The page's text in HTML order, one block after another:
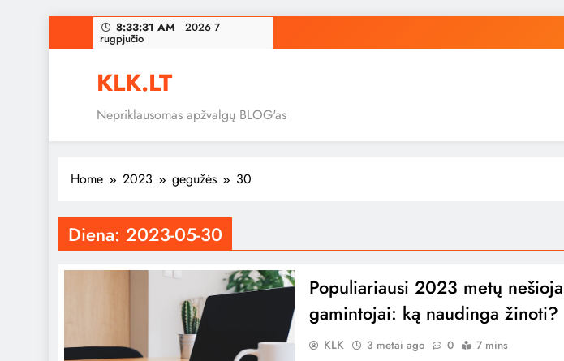
to
8:33:31 AM 2026 7
rugpjūčio
KLK.LT
Nepriklausomas apžvalgų BLOG'as
Home 2023 gegužės 30
Diena: 2023-05-30
Populiariausi 2023 metų
gamintojai: ką naudinga žinoti?
KLK 3 metai ago 0 7 mins